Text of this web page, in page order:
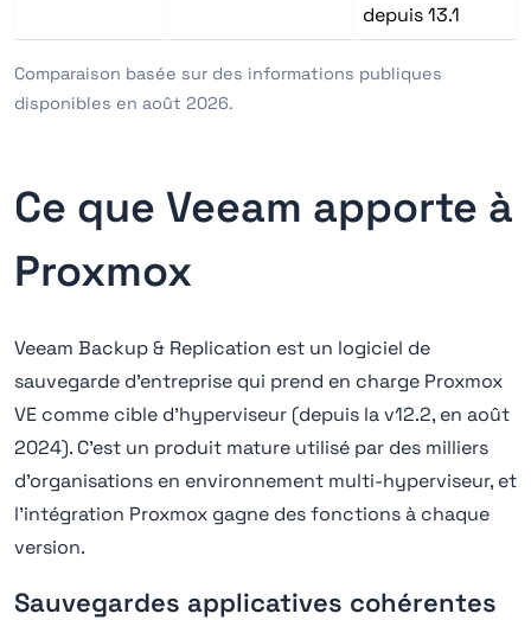
depuis 13.1
Comparaison basée sur des informations publiques
disponibles en août 2026.
Ce que Veeam apporte à
Proxmox
Veeam Backup & Replication est un logiciel de
sauvegarde d'entreprise qui prend en charge Proxmox
VE comme cible d'hyperviseur (depuis la v12.2, en août
2024). C'est un produit mature utilisé par des milliers
d'organisations en environnement multi-hyperviseur, et
l'intégration Proxmox gagne des fonctions à chaque
version.
Sauvegardes applicatives cohérentes